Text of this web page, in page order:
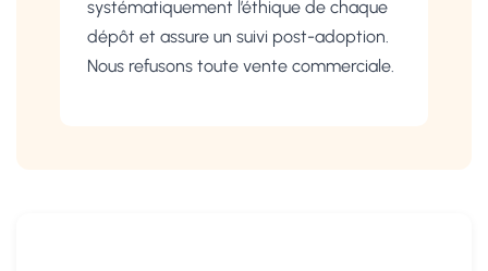
systématiquement l’éthique de chaque
dépôt et assure un suivi post-adoption.
Nous refusons toute vente commerciale.